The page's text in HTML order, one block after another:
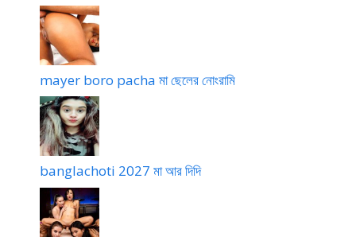
mayer boro pacha মা ছেলের নোংরামি
banglachoti 2027 মা আর দিদি